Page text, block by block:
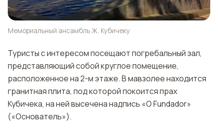
Мемориальный ансамбль Ж. Кубичеку
Туристы с интересом посещают погребальный зал,
представляющий собой круглое помещение,
расположенное на 2-м этаже. В мавзолее находится
гранитная плита, под которой покоится прах
Кубичека, на ней высечена надпись «O Fundador»
(«Основатель»).